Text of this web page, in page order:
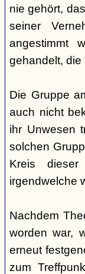
nie gehört,
seiner
angestimmt
gehandelt, die
Die Gruppe
auch nicht
ihr Unwesen
solchen
Kreis
irgendwelche
Nachdem
worden war,
erneut
zum